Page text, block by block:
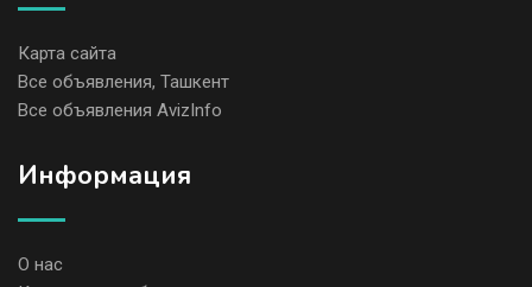
Карта сайта
Все объявления, Ташкент
Все объявления AvizInfo
Информация
О нас